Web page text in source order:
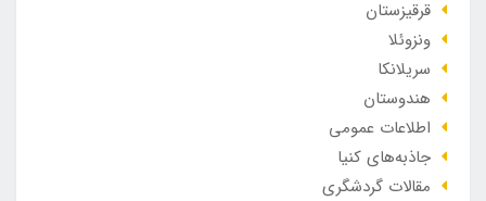
قرقیزستان
ونزوئلا
سریلانکا
هندوستان
اطلاعات عمومی
جاذبه‌های کنیا
مقالات گردشگری